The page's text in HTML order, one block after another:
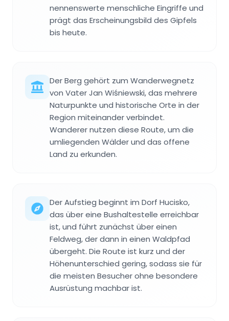
nennenswerte menschliche Eingriffe und
prägt das Erscheinungsbild des Gipfels
bis heute.
Der Berg gehört zum Wanderwegnetz
von Vater Jan Wiśniewski, das mehrere
Naturpunkte und historische Orte in der
Region miteinander verbindet.
Wanderer nutzen diese Route, um die
umliegenden Wälder und das offene
Land zu erkunden.
Der Aufstieg beginnt im Dorf Hucisko,
das über eine Bushaltestelle erreichbar
ist, und führt zunächst über einen
Feldweg, der dann in einen Waldpfad
übergeht. Die Route ist kurz und der
Höhenunterschied gering, sodass sie für
die meisten Besucher ohne besondere
Ausrüstung machbar ist.